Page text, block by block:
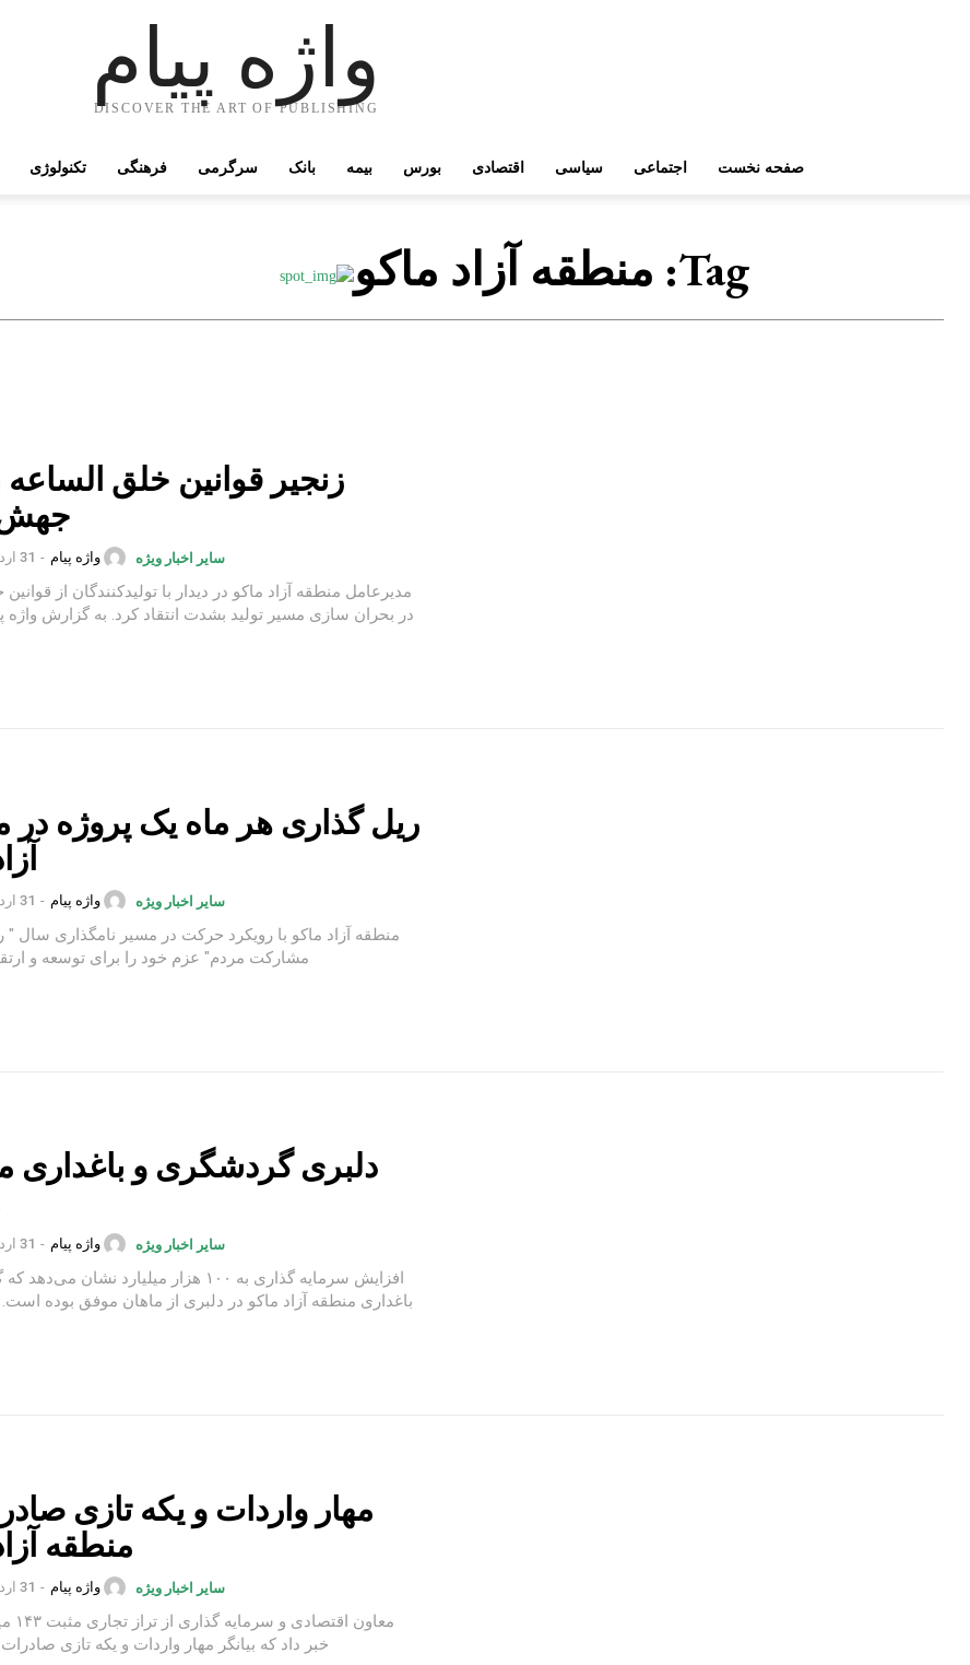
واژه پیام
DISCOVER THE ART OF PUBLISHING
صفحه نخست اجتماعی سیاسی اقتصادی بورس بیمه بانک سرگرمی فرهنگی تکنولوژی
Tag: منطقه آزاد ماکو
زنجیر قوانین خلق الساعه
جهش
سایر اخبار ویژه واژه پیام - 31 اردیبهشت 1402
مدیرعامل منطقه آزاد ماکو در دیدار با تولیدکنندگان از
در بحران سازی مسیر تولید بشدت انتقاد کرد. به گزارش واژه پیام به نقل...
ریل گذاری هر ماه یک پروژه در
سایر اخبار ویژه واژه پیام - 31 اردیبهشت 1402
منطقه آزاد ماکو با رویکرد حرکت در مسیر نامگذاری سال "
مشارکت مردم" عزم خود را برای توسعه و
دلبری گردشگری و باغداری
سایر اخبار ویژه واژه پیام - 31 اردیبهشت 1402
افزایش سرمایه گذاری به ۱۰۰ هزار میلیارد نشان
باغداری منطقه آزاد ماکو در دلبری از ماهان موفق بوده است. به گزارش...
مهار واردات و یکه تازی
منطقه
سایر اخبار ویژه واژه پیام - 31 اردیبهشت 1402
خبر داد که بیانگر مهار واردات و یکه تازی